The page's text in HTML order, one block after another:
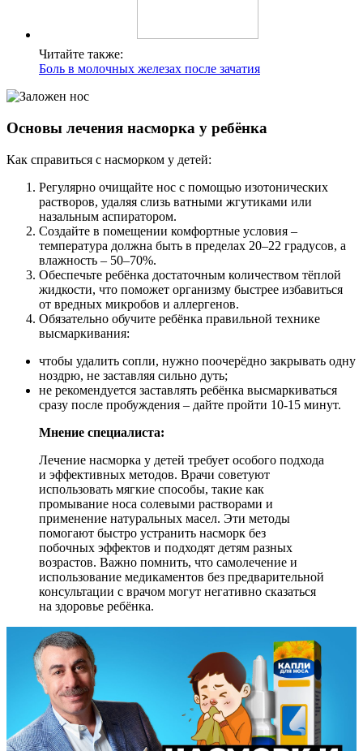
Читайте также:
Боль в молочных железах после зачатия
Основы лечения насморка у ребёнка
Как справиться с насморком у детей:
Регулярно очищайте нос с помощью изотонических
растворов, удаляя слизь ватными жгутиками или
назальным аспиратором.
Создайте в помещении комфортные условия –
температура должна быть в пределах 20–22 градусов, а
влажность – 50–70%.
Обеспечьте ребёнка достаточным количеством тёплой
жидкости, что поможет организму быстрее избавиться
от вредных микробов и аллергенов.
Обязательно обучите ребёнка правильной технике
высмаркивания:
чтобы удалить сопли, нужно поочерёдно закрывать одну
ноздрю, не заставляя сильно дуть;
не рекомендуется заставлять ребёнка высмаркиваться
сразу после пробуждения – дайте пройти 10-15 минут.
Мнение специалиста:
Лечение насморка у детей требует особого подхода
и эффективных методов. Врачи советуют
использовать мягкие способы, такие как
промывание носа солевыми растворами и
применение натуральных масел. Эти методы
помогают быстро устранить насморк без
побочных эффектов и подходят детям разных
возрастов. Важно помнить, что самолечение и
использование медикаментов без предварительной
консультации с врачом могут негативно сказаться
на здоровье ребёнка.